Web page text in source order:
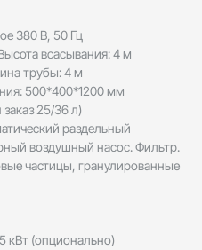
380 В, 50 Гц
всасывания: 4 м
трубы: 4 м
500*400*1200 мм
25/36 л)
раздельный
воздушный насос. Фильтр.
частицы, гранулированные
кВт (опционально)